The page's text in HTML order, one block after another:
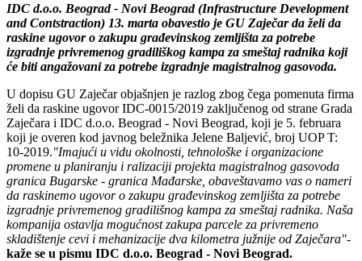
IDC d.o.o. Beograd - Novi Beograd (Infrastructure Development
and Contstraction) 13. marta obavestio je GU Zaječar da želi da
raskine ugovor o zakupu građevinskog zemljišta za potrebe
izgradnje privremenog gradiliškog kampa za smeštaj radnika koji
će biti angažovani za potrebe izgradnje magistralnog gasovoda.
U dopisu GU Zaječar objašnjen je razlog zbog čega pomenuta firma
želi da raskine ugovor IDC-0015/2019 zaključenog od strane Grada
Zaječara i IDC d.o.o. Beograd - Novi Beograd, koji je 5. februara
koji je overen kod javnog beležnika Jelene Baljević, broj UOP T:
10-2019."Imajući u vidu okolnosti, tehnološke i organizacione
promene u planiranju i ralizaciji projekta magistralnog gasovoda
granica Bugarske - granica Mađarske, obaveštavamo vas o nameri
da raskinemo ugovor o zakupu građevinskog zemljišta za potrebe
izgradnje privremenog gradilišnog kampa za smeštaj radnika. Naša
kompanija ostavlja mogućnost zakupa parcele za privremeno
skladištenje cevi i mehanizacije dva kilometra južnije od Zaječara"-
kaže se u pismu IDC d.o.o. Beograd - Novi Beograd.